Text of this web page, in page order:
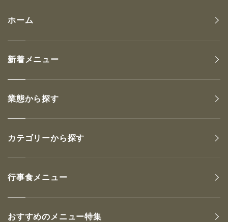
ホーム
新着メニュー
業態から探す
カテゴリーから探す
行事食メニュー
おすすめのメニュー特集